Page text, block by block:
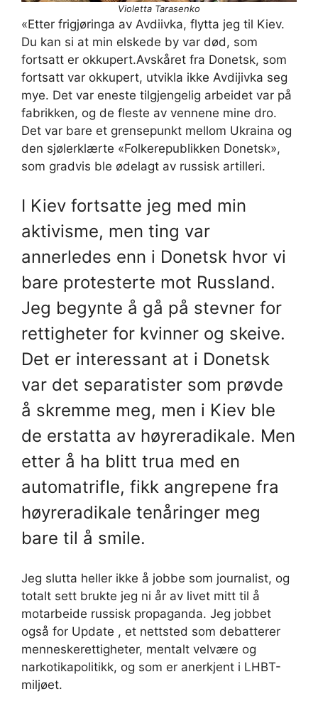
Violetta Tarasenko
«Etter frigjøringa av Avdiivka, flytta jeg til Kiev.
Du kan si at min elskede by var død, som
fortsatt er okkupert.Avskåret fra Donetsk, som
fortsatt var okkupert, utvikla ikke Avdijivka seg
mye. Det var eneste tilgjengelig arbeidet var på
fabrikken, og de fleste av vennene mine dro.
Det var bare et grensepunkt mellom Ukraina og
den sjølerklærte «Folkerepublikken Donetsk»,
som gradvis ble ødelagt av russisk artilleri.
I Kiev fortsatte jeg med min
aktivisme, men ting var
annerledes enn i Donetsk hvor vi
bare protesterte mot Russland.
Jeg begynte å gå på stevner for
rettigheter for kvinner og skeive.
Det er interessant at i Donetsk
var det separatister som prøvde
å skremme meg, men i Kiev ble
de erstatta av høyreradikale. Men
etter å ha blitt trua med en
automatrifle, fikk angrepene fra
høyreradikale tenåringer meg
bare til å smile.
Jeg slutta heller ikke å jobbe som journalist, og
totalt sett brukte jeg ni år av livet mitt til å
motarbeide russisk propaganda. Jeg jobbet
også for Update , et nettsted som debatterer
menneskerettigheter, mentalt velvære og
narkotikapolitikk, og som er anerkjent i LHBT-
miljøet.